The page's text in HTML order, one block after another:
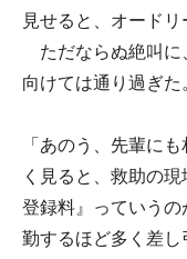
見せると、オードリ
ただならぬ絶叫に
向けては通り過ぎた
「あのう、先輩に
く見ると、救助の
登録料』っていう
勤するほど多く差